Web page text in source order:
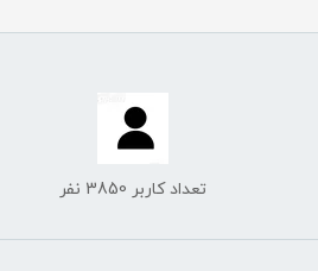
تعداد کاربر 3850 نفر